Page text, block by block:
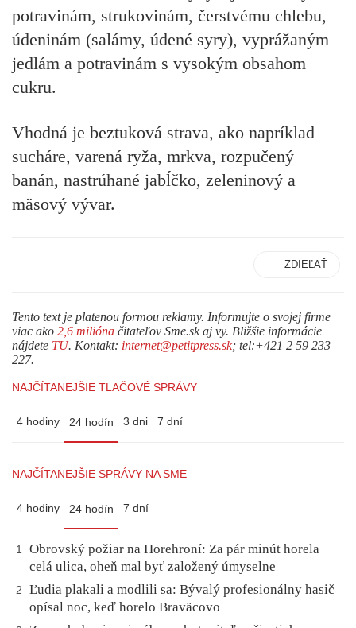
potravinám, strukovinám, čerstvému chlebu,
údeninám (salámy, údené syry), vyprážaným
jedlám a potravinám s vysokým obsahom
cukru.
Vhodná je beztuková strava, ako napríklad
sucháre, varená ryža, mrkva, rozpučený
banán, nastrúhané jabĺčko, zeleninový a
mäsový vývar.
ZDIEĽAŤ
Tento text je platenou formou reklamy. Informujte o svojej firme
viac ako 2,6 milióna čitateľov Sme.sk aj vy. Bližšie informácie
nájdete TU. Kontakt: internet@petitpress.sk; tel:+421 2 59 233
227.
NAJČÍTANEJŠIE TLAČOVÉ SPRÁVY
4 hodiny 24 hodín 3 dni 7 dní
NAJČÍTANEJŠIE SPRÁVY NA SME
4 hodiny 24 hodín 7 dní
1
Obrovský požiar na Horehroní: Za pár minút horela
celá ulica, oheň mal byť založený úmyselne
2
Ľudia plakali a modlili sa: Bývalý profesionálny hasič
opísal noc, keď horelo Braväcovo